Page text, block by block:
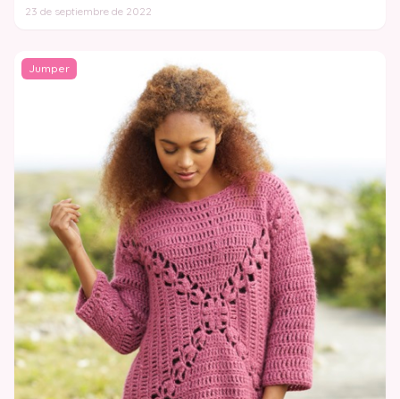
23 de septiembre de 2022
Jumper